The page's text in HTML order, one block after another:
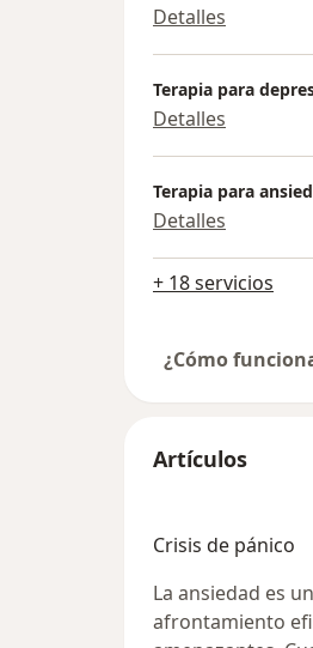
Detalles
Terapia para
Detalles
Terapia para
Detalles
+ 18 servicios
¿Cómo
Artículos
Crisis de pánico
La ansiedad es
afrontamiento